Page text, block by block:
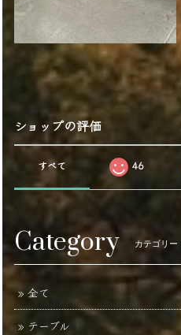
ショップの評価
すべて 46
Category カテゴリー
全て
テーブル